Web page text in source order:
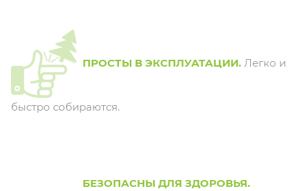
ПРОСТЫ В ЭКСПЛУАТАЦИИ. Легко и
быстро собираются.
БЕЗОПАСНЫ ДЛЯ ЗДОРОВЬЯ.